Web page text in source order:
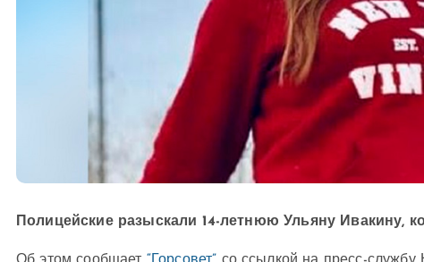
Полицейские разыскали 14-летнюю Ульяну Ивакину,